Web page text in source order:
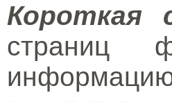
Короткая
страниц